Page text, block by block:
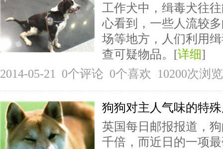
工作犬中，缉毒犬往
心看到，一些人流较
场等地方，人们利用
查可疑物品。[详细]
2014-05-21 0个评论 0个喜欢 10200次浏览
狗狗对主人气味的特
英国每日邮报报道，
千倍，而近日的一项